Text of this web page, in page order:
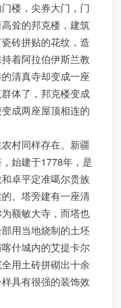
楼，尖券大门，门
耸的邦克楼，建筑
砖拼贴的花纹，造
着阿拉伯伊斯兰教
清真寺却变成一座
体了，邦克楼变成
成两座屋顶相连的
村同样存在。新疆
始建于1778年，是
卓平定准噶尔贵族
。塔旁建有一座清
额敏大寺，而塔也
用当地烧制的土坯
什城内的艾提卡尔
用土砖拼砌出十余
具有很强的装饰效